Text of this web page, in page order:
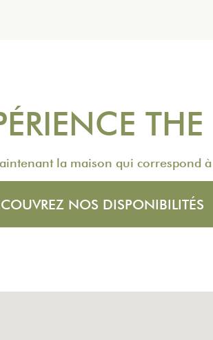
la maison qui correspond
NOS DISPONIBILITÉS